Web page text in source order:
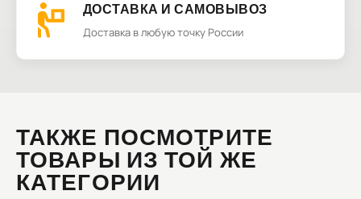
ДОСТАВКА И САМОВЫВОЗ
Доставка в любую точку России
ТАКЖЕ ПОСМОТРИТЕ
ТОВАРЫ ИЗ ТОЙ ЖЕ
КАТЕГОРИИ